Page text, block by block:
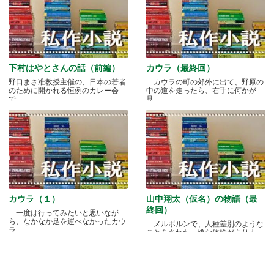
下村はやとさんの話（前編）
野口まさ准教授主催の、日本の若者
のために開かれる恒例のカレー会
で.....
カウラ（最終回）
カウラの町の郊外に出て、野原の
中の道を走ったら、右手に何かが
見.....
カウラ（１）
一度は行ってみたいと思いなが
ら、なかなか足を運べなかったカウ
ラ.....
山中翔太（仮名）の物語（最
終回）
メルボルンで、人種差別のような
ことをされた、嫌な体験がありま